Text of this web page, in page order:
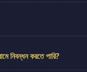
নিবন্ধন করতে পারি?